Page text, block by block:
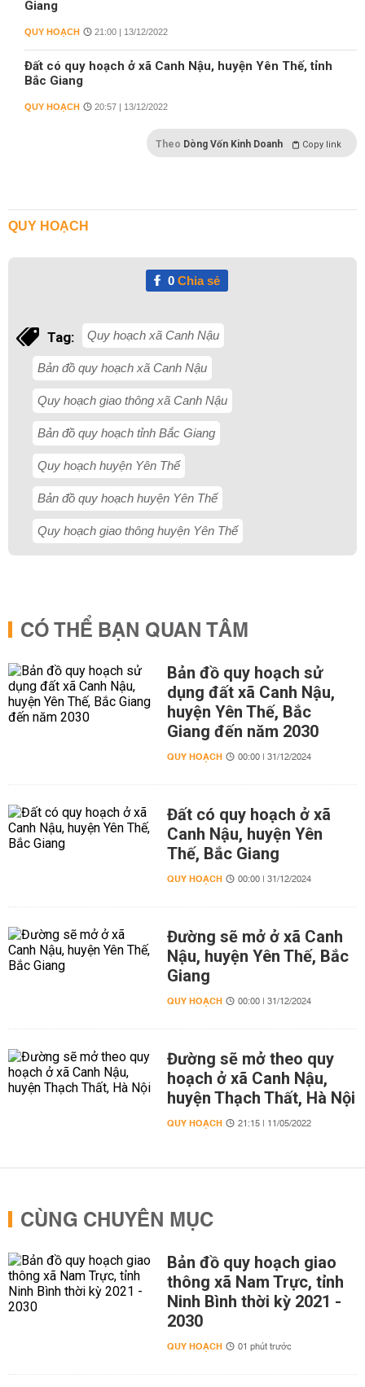
Giang
QUY HOẠCH 21:00 | 13/12/2022
Đất có quy hoạch ở xã Canh Nậu, huyện Yên Thế, tỉnh
Bắc Giang
QUY HOẠCH 20:57 | 13/12/2022
Theo Dòng Vốn Kinh Doanh Copy link
QUY HOẠCH
0Chia sẻ
Tag: Quy hoạch xã Canh Nậu
Bản đồ quy hoạch xã Canh Nậu
Quy hoạch giao thông xã Canh Nậu
Bản đồ quy hoạch tỉnh Bắc Giang
Quy hoạch huyện Yên Thế
Bản đồ quy hoạch huyện Yên Thế
Quy hoạch giao thông huyện Yên Thế
CÓ THỂ BẠN QUAN TÂM
Bản đồ quy hoạch sử
dụng đất xã Canh Nậu,
huyện Yên Thế, Bắc
Giang đến năm 2030
QUY HOẠCH 00:00 | 31/12/2024
Đất có quy hoạch ở xã
Canh Nậu, huyện Yên
Thế, Bắc Giang
QUY HOẠCH 00:00 | 31/12/2024
Đường sẽ mở ở xã Canh
Nậu, huyện Yên Thế, Bắc
Giang
QUY HOẠCH 00:00 | 31/12/2024
Đường sẽ mở theo quy
hoạch ở xã Canh Nậu,
huyện Thạch Thất, Hà Nội
QUY HOẠCH 21:15 | 11/05/2022
CÙNG CHUYÊN MỤC
Bản đồ quy hoạch giao
thông xã Nam Trực, tỉnh
Ninh Bình thời kỳ 2021 -
2030
QUY HOẠCH 01 phút trước